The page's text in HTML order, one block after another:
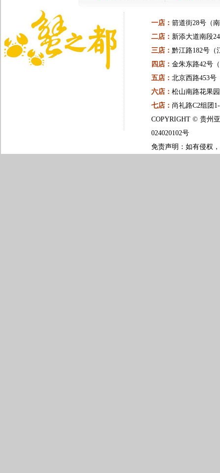
一店： 箭道街28号（
二店： 新添大道南段
三店： 黔江路182号（
四店： 金朱东路42号
五店： 北京西路453号
六店： 松山南路花果
七店： 尚礼路C2组团
COPYRIGHT © 贵州
024020102号
免责声明：如有侵权